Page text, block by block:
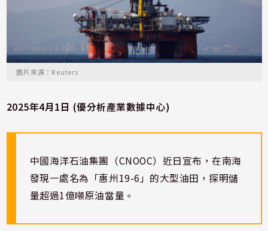
圖片來源：Reuters
2025年4月1日 (優分析產業數據中心)
中國海洋石油集團（CNOOC）近日宣布，在南海
發現一處名為「惠州19-6」的大型油田，探明儲
量超過1億噸原油當量。